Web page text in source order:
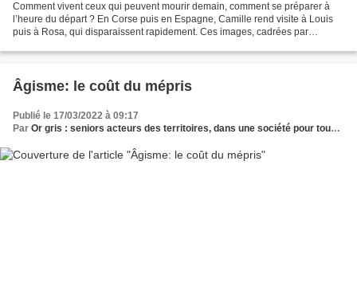
Comment vivent ceux qui peuvent mourir demain, comment se préparer à
l’heure du départ ? En Corse puis en Espagne, Camille rend visite à Louis
puis à Rosa, qui disparaissent rapidement. Ces images, cadrées par
Âgisme: le coût du mépris
Publié le 17/03/2022 à 09:17
Par Or gris : seniors acteurs des territoires, dans une société pour tous les âges